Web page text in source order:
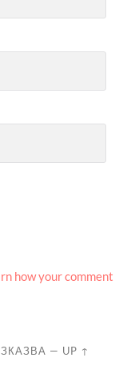
how your comment
— UP ↑